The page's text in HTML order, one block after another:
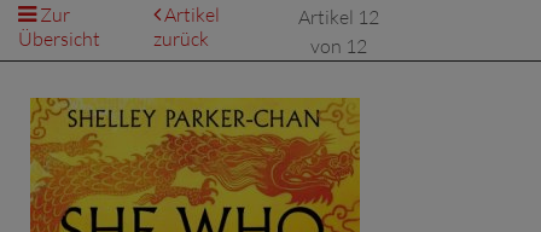
Zur
Übersicht
Artikel
zurück
Artikel 12
von 12